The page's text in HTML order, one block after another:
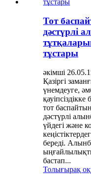
Тот
дәстүрлі
тұстары
әкімші
Қазіргі
үнемдеуге,
тот
дәстүрлі
үйдегі және
береді.
бастап...
Толығырақ